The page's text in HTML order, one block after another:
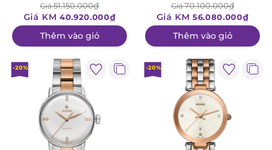
Giá51.150.000₫
Giá KM 40.920.000₫
Thêm vào giỏ
Giá70.100.000₫
Giá KM 56.080.000₫
Thêm vào giỏ
-20% -20%